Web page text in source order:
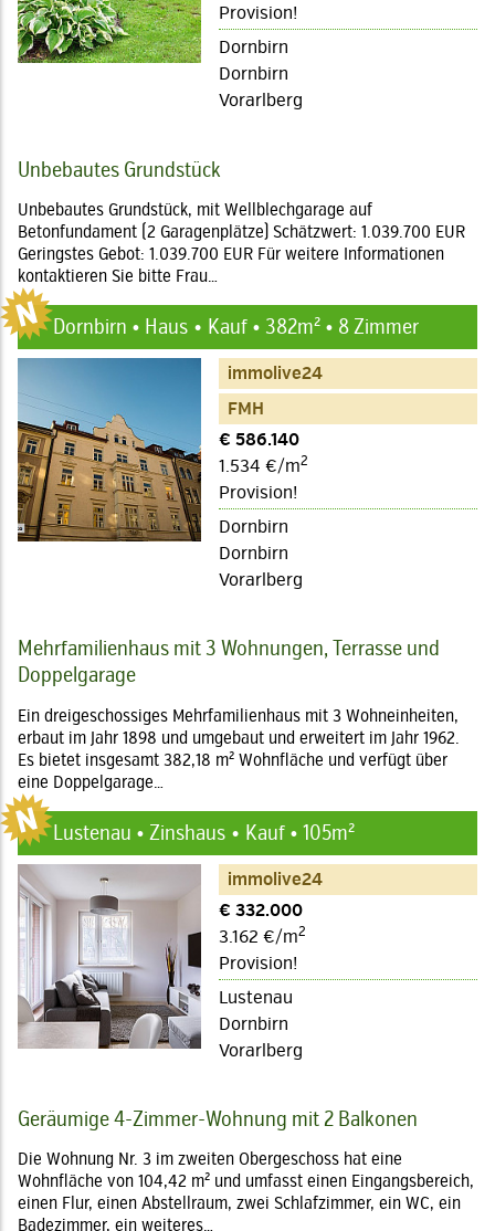
Provision!
Dornbirn
Dornbirn
Vorarlberg
Unbebautes Grundstück
Unbebautes Grundstück, mit Wellblechgarage auf
Betonfundament (2 Garagenplätze) Schätzwert: 1.039.700 EUR
Geringstes Gebot: 1.039.700 EUR Für weitere Informationen
kontaktieren Sie bitte Frau…
Dornbirn • Haus Kauf • 382m² • 8 Zimmer
immolive24
FMH
€ 586.140
1.534 €/m2
Provision!
Dornbirn
Dornbirn
Vorarlberg
Mehrfamilienhaus mit 3 Wohnungen, Terrasse und
Doppelgarage
Ein dreigeschossiges Mehrfamilienhaus mit 3 Wohneinheiten,
erbaut im Jahr 1898 und umgebaut und erweitert im Jahr 1962.
Es bietet insgesamt 382,18 m² Wohnfläche und verfügt über
eine Doppelgarage…
Lustenau • Zinshaus Kauf • 105m²
immolive24
€ 332.000
3.162 €/m2
Provision!
Lustenau
Dornbirn
Vorarlberg
Geräumige 4-Zimmer-Wohnung mit 2 Balkonen
Die Wohnung Nr. 3 im zweiten Obergeschoss hat eine
Wohnfläche von 104,42 m² und umfasst einen Eingangsbereich,
einen Flur, einen Abstellraum, zwei Schlafzimmer, ein WC, ein
Badezimmer, ein weiteres…